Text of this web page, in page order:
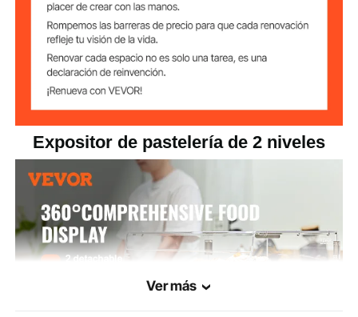
Expositor de pastelería de 2 niveles
Ver más